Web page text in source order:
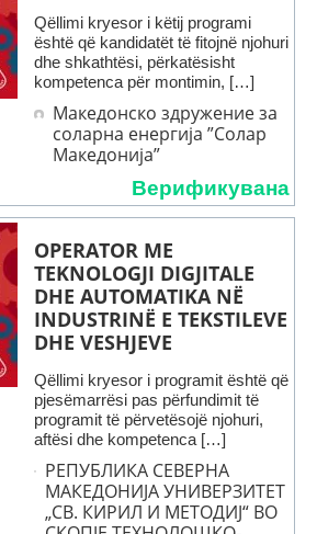
Qëllimi kryesor i këtij programi
është që kandidatët të fitojnë njohuri
dhe shkathtësi, përkatësisht
kompetenca për montimin, […]
Македонско здружение за
соларна енергија ”Солар
Македонија”
Верификувана
OPERATOR ME
TEKNOLOGJI DIGJITALE
DHE AUTOMATIKA NË
INDUSTRINË E TEKSTILEVE
DHE VESHJEVE
Qëllimi kryesor i programit është që
pjesëmarrësi pas përfundimit të
programit të përvetësojë njohuri,
aftësi dhe kompetenca […]
РЕПУБЛИКА СЕВЕРНА
МАКЕДОНИЈА УНИВЕРЗИТЕТ
„СВ. КИРИЛ И МЕТОДИЈ“ ВО